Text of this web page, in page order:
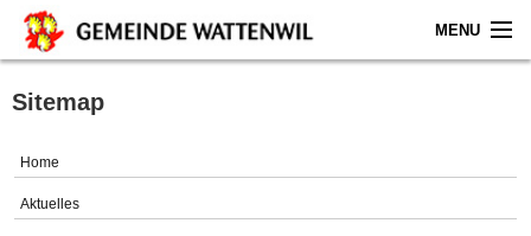
MENU
Home
Gemeinde
Sitemap
Home
Aktuelles